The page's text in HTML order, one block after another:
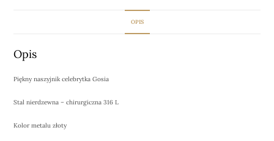
OPIS
Opis
Piękny naszyjnik celebrytka Gosia
Stal nierdzewna – chirurgiczna 316 L
Kolor metalu złoty